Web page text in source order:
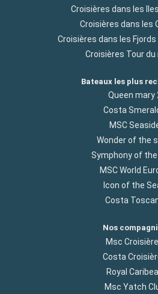
Croisières dans les
Croisières dans les
Croisières dans les
Croisières Tour du
Bateaux les plus
Queen mary
Costa
MSC
Wonder of the
Symphony of
MSC World
Icon of the
Costa
Nos
Msc
Costa
Royal
Msc Yatch